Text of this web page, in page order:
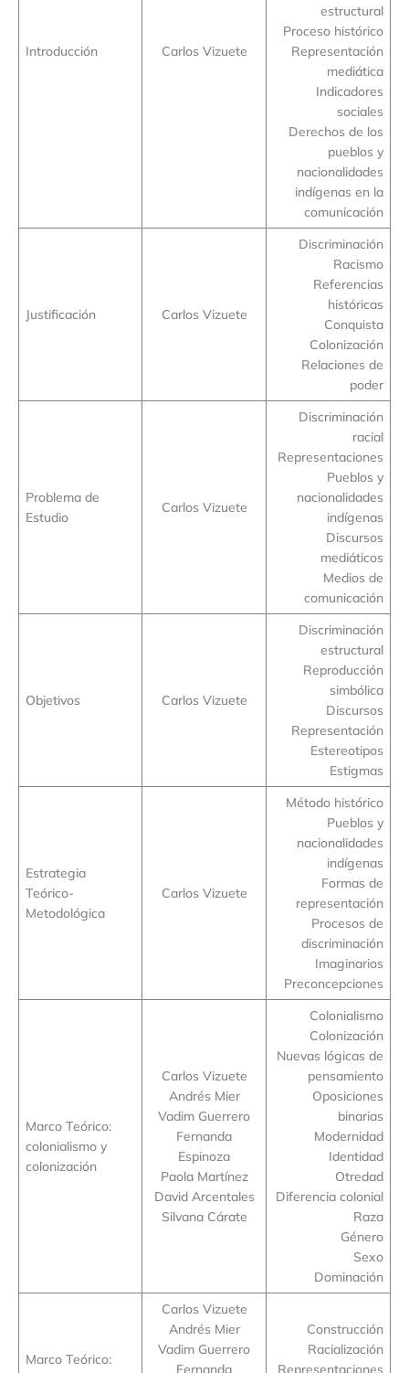
Introducción Carlos Vizuete
estructural
Proceso histórico
Representación
mediática
Indicadores
sociales
Derechos de los
pueblos y
nacionalidades
indígenas en la
comunicación
Justificación Carlos Vizuete
Discriminación
Racismo
Referencias
históricas
Conquista
Colonización
Relaciones de
poder
Problema de
Estudio
Carlos Vizuete
Discriminación
racial
Representaciones
Pueblos y
nacionalidades
indígenas
Discursos
mediáticos
Medios de
comunicación
Objetivos Carlos Vizuete
Discriminación
estructural
Reproducción
simbólica
Discursos
Representación
Estereotipos
Estigmas
Estrategia
Teórico-
Metodológica
Carlos Vizuete
Método histórico
Pueblos y
nacionalidades
indígenas
Formas de
representación
Procesos de
discriminación
Imaginarios
Preconcepciones
Marco Teórico:
colonialismo y
colonización
Carlos Vizuete
Andrés Mier
Vadim Guerrero
Fernanda
Espinoza
Paola Martínez
David Arcentales
Silvana Cárate
Colonialismo
Colonización
Nuevas lógicas de
pensamiento
Oposiciones
binarias
Modernidad
Identidad
Otredad
Diferencia colonial
Raza
Género
Sexo
Dominación
Marco Teórico:
Carlos Vizuete
Andrés Mier
Vadim Guerrero
Fernanda
Construcción
Racialización
Representaciones